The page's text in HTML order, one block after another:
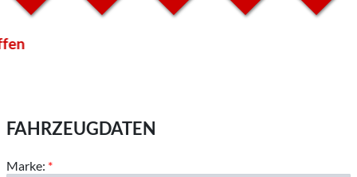
FAHRZEUGDATEN
Marke: *